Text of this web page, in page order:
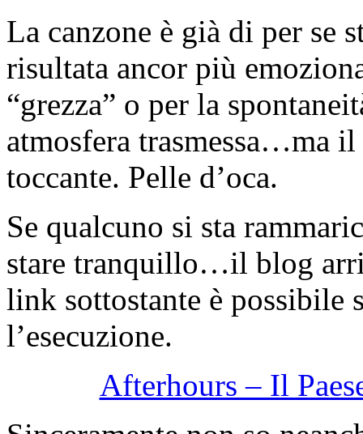
La canzone è già di per se
risultata ancor più
“grezza” o per la
atmosfera trasmessa…ma il
toccante. Pelle d’oca.
Se qualcuno si sta
stare tranquillo…il blog
link sottostante è possibile
l’esecuzione.
Afterhours – Il